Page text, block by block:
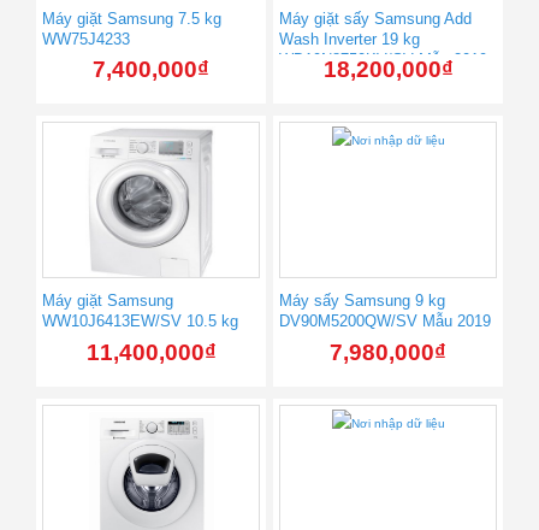
Máy giặt Samsung 7.5 kg
WW75J4233
7,400,000₫
Máy giặt sấy Samsung Add
Wash Inverter 19 kg
WD19N8750KV/SV Mẫu 2019
18,200,000₫
Máy giặt Samsung
WW10J6413EW/SV 10.5 kg
11,400,000₫
Máy sấy Samsung 9 kg
DV90M5200QW/SV Mẫu 2019
7,980,000₫